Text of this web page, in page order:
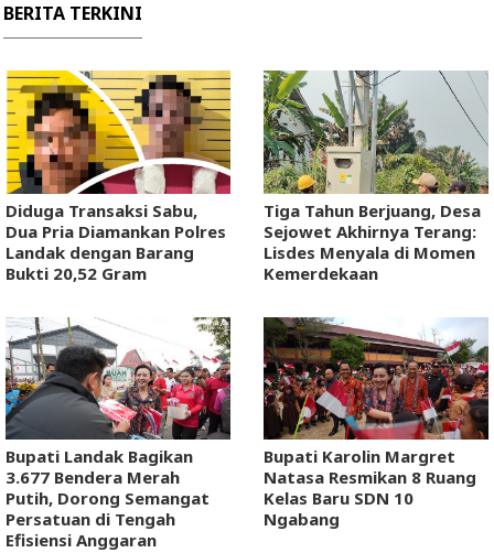
BERITA TERKINI
Diduga Transaksi Sabu,
Dua Pria Diamankan Polres
Landak dengan Barang
Bukti 20,52 Gram
Tiga Tahun Berjuang, Desa
Sejowet Akhirnya Terang:
Lisdes Menyala di Momen
Kemerdekaan
Bupati Landak Bagikan
3.677 Bendera Merah
Putih, Dorong Semangat
Persatuan di Tengah
Efisiensi Anggaran
Bupati Karolin Margret
Natasa Resmikan 8 Ruang
Kelas Baru SDN 10
Ngabang